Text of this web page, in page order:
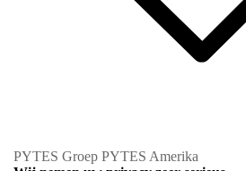
PYTES Groep PYTES Amerika